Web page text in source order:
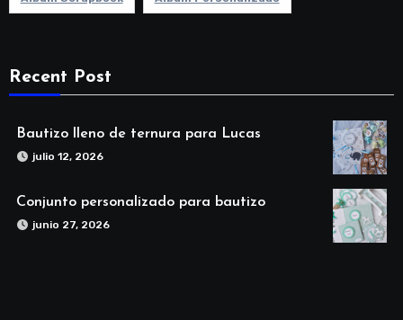
Recent Post
Bautizo lleno de ternura para Lucas
julio 12, 2026
Conjunto personalizado para bautizo
junio 27, 2026